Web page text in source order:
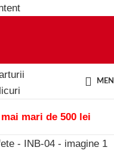
mari de 500 lei